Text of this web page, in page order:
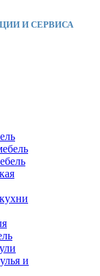
И СЕРВИСА
и